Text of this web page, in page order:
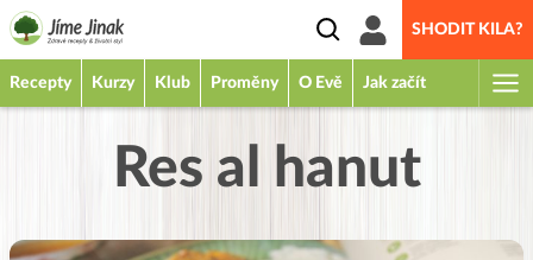
SHODIT KILA?
Recepty Kurzy Klub Proměny O Evě Jak začít
Res al hanut